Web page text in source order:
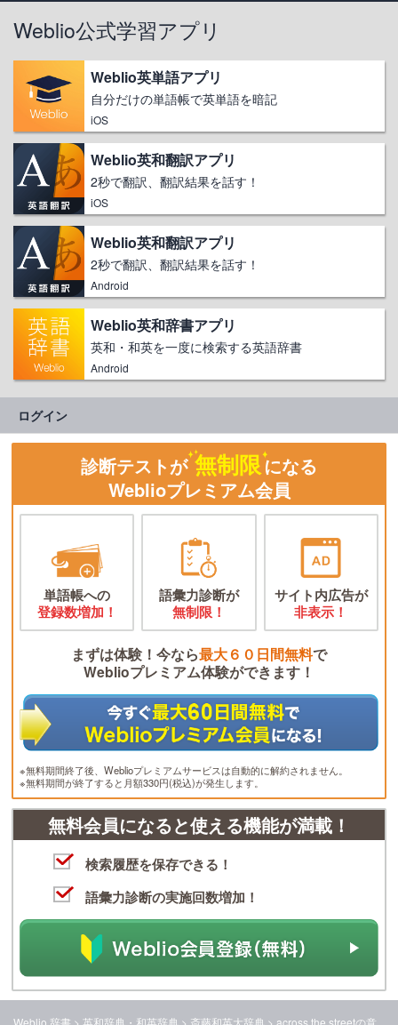
Weblio公式学習アプリ
Weblio英単語アプリ
自分だけの単語帳で英単語を暗記
iOS
Weblio英和翻訳アプリ
2秒で翻訳、翻訳結果を話す！
iOS
Weblio英和翻訳アプリ
2秒で翻訳、翻訳結果を話す！
Android
Weblio英和辞書アプリ
英和・和英を一度に検索する英語辞書
Android
ログイン
診断テストが 無制限になる
Weblioプレミアム会員
単語帳への
登録数増加！
語彙力診断が
無制限！
サイト内広告が
非表示！
まずは体験！今なら最大６０日間無料で
Weblioプレミアム体験ができます！
※無料期間終了後、Weblioプレミアムサービスは自動的に解約されません。
※無料期間が終了すると月額330円(税込)が発生します。
無料会員になると使える機能が満載！
検索履歴を保存できる！
語彙力診断の実施回数増加！
Weblio 辞書 > 英和辞典・和英辞典 > 斎藤和英大辞典 > across the streetの意